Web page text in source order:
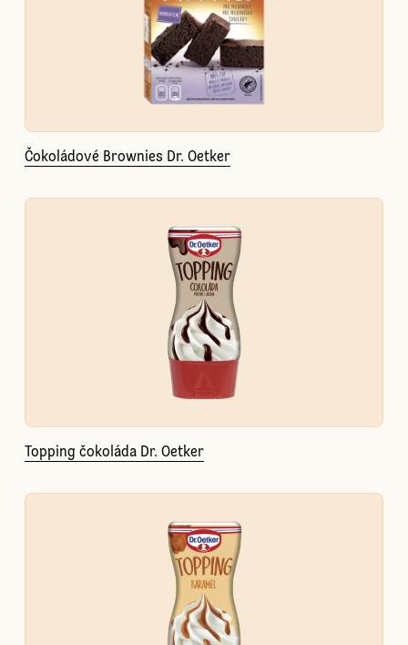
Čokoládové Brownies Dr. Oetker
Topping čokoláda Dr. Oetker